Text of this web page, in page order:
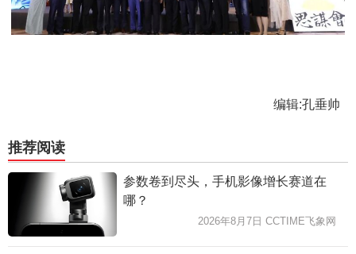
编辑:孔垂帅
推荐阅读
参数卷到尽头，手机影像增长赛道在
哪？
2026年8月7日 CCTIME飞象网